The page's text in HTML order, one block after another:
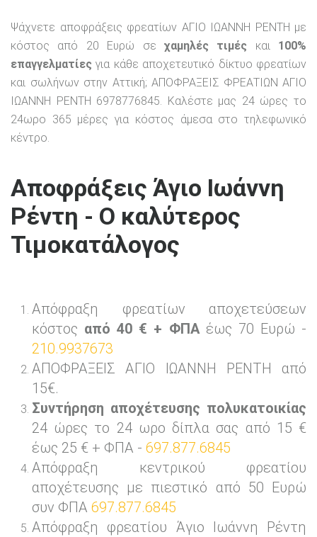
Ψάχνετε αποφράξεις φρεατίων ΑΓΙΟ ΙΩΑΝΝΗ ΡΕΝΤΗ με
κόστος από 20 Ευρώ σε χαμηλές τιμές και 100%
επαγγελματίες για κάθε αποχετευτικό δίκτυο φρεατίων
και σωλήνων στην Αττική; ΑΠΟΦΡΑΞΕΙΣ ΦΡΕΑΤΙΩΝ ΑΓΙΟ
ΙΩΑΝΝΗ ΡΕΝΤΗ 6978776845. Καλέστε μας 24 ώρες το
24ωρο 365 μέρες για κόστος άμεσα στο τηλεφωνικό
κέντρο.
Αποφράξεις Άγιο Ιωάννη
Ρέντη - Ο καλύτερος
Τιμοκατάλογος
Απόφραξη φρεατίων αποχετεύσεων
κόστος από 40 € + ΦΠΑέως 70 Ευρώ -
210.9937673
ΑΠΟΦΡΑΞΕΙΣ ΑΓΙΟ ΙΩΑΝΝΗ ΡΕΝΤΗ από
15€.
Συντήρηση αποχέτευσης πολυκατοικίας
24 ώρες το 24 ωρο δίπλα σας από 15 €
έως 25 € + ΦΠΑ - 697.877.6845
Απόφραξη κεντρικού φρεατίου
αποχέτευσης με πιεστικό από 50 Ευρώ
συν ΦΠΑ 697.877.6845
Απόφραξη φρεατίου Άγιο Ιωάννη Ρέντη